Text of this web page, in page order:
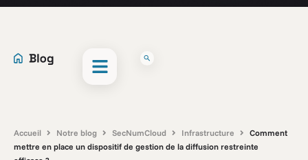
Accueil Notre blog SecNumCloud Infrastructure
Comment
mettre en place un dispositif de gestion de la diffusion restreinte